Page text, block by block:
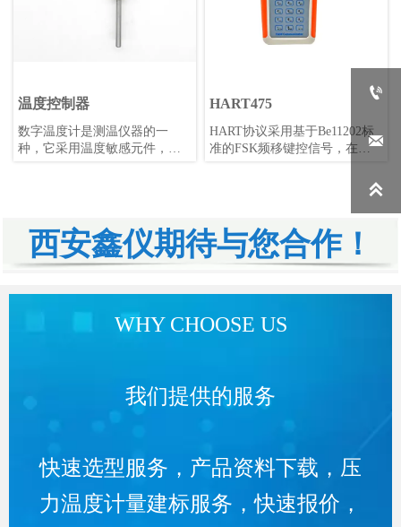
温度控制器
数字温度计是测温仪器的一
种，它采用温度敏感元件，如
数转换电路即AD转换电路将模
拟信号转换为数字信号，再由
处理单元如单片机或PC机等进
确度高、稳定性好、适用范围
广等优点，广泛应用于各类工
HART475
HART协议采用基于Be11202标
准的FSK频移键控信号，在低
度为0.5mA的音频数字信号进行
双向数字通讯，数据传输率为
西安鑫仪期待与您合作！
WHY CHOOSE US
我们提供的服务
快速选型服务，产品资料下载，压
力温度计量建标服务，快速报价，


